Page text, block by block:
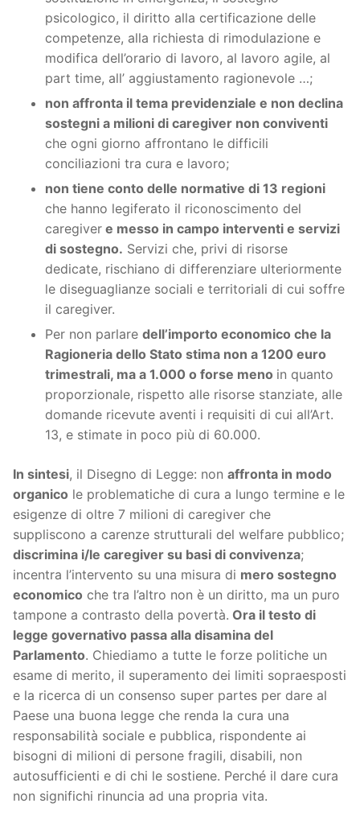
psicologico, il diritto alla certificazione delle
competenze, alla richiesta di rimodulazione e
modifica dell’orario di lavoro, al lavoro agile, al
part time, all’ aggiustamento ragionevole …;
non affronta il tema previdenziale e non declina
sostegni a milioni di caregiver non conviventi
che ogni giorno affrontano le difficili
conciliazioni tra cura e lavoro;
non tiene conto delle normative di 13 regioni
che hanno legiferato il riconoscimento del
caregiver e messo in campo interventi e servizi
di sostegno. Servizi che, privi di risorse
dedicate, rischiano di differenziare ulteriormente
le diseguaglianze sociali e territoriali di cui soffre
il caregiver.
Per non parlare dell’importo economico che la
Ragioneria dello Stato stima non a 1200 euro
trimestrali, ma a 1.000 o forse meno in quanto
proporzionale, rispetto alle risorse stanziate, alle
domande ricevute aventi i requisiti di cui all’Art.
13, e stimate in poco più di 60.000.
In sintesi, il Disegno di Legge: non affronta in modo
organico le problematiche di cura a lungo termine e le
esigenze di oltre 7 milioni di caregiver che
suppliscono a carenze strutturali del welfare pubblico;
discrimina i/le caregiver su basi di convivenza;
incentra l’intervento su una misura di mero sostegno
economico che tra l’altro non è un diritto, ma un puro
tampone a contrasto della povertà. Ora il testo di
legge governativo passa alla disamina del
Parlamento. Chiediamo a tutte le forze politiche un
esame di merito, il superamento dei limiti sopraesposti
e la ricerca di un consenso super partes per dare al
Paese una buona legge che renda la cura una
responsabilità sociale e pubblica, rispondente ai
bisogni di milioni di persone fragili, disabili, non
autosufficienti e di chi le sostiene. Perché il dare cura
non significhi rinuncia ad una propria vita.